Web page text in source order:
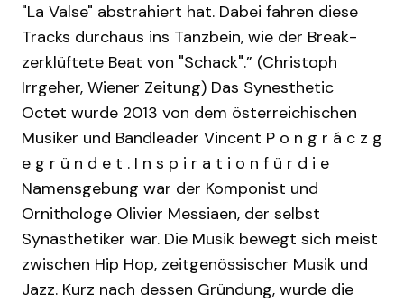
"La Valse" abstrahiert hat. Dabei fahren diese
Tracks durchaus ins Tanzbein, wie der Break-
zerklüftete Beat von "Schack".” (Christoph
Irrgeher, Wiener Zeitung) Das Synesthetic
Octet wurde 2013 von dem österreichischen
Musiker und Bandleader Vincent P o n g r á c z g
e g r ü n d e t . I n s p i r a t i o n f ü r d i e
Namensgebung war der Komponist und
Ornithologe Olivier Messiaen, der selbst
Synästhetiker war. Die Musik bewegt sich meist
zwischen Hip Hop, zeitgenössischer Musik und
Jazz. Kurz nach dessen Gründung, wurde die